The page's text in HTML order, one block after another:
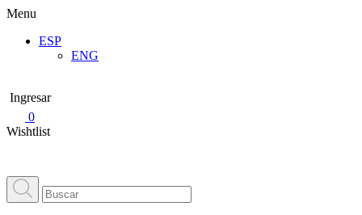
Menu
ESP
ENG
Ingresar
0
Wishtlist